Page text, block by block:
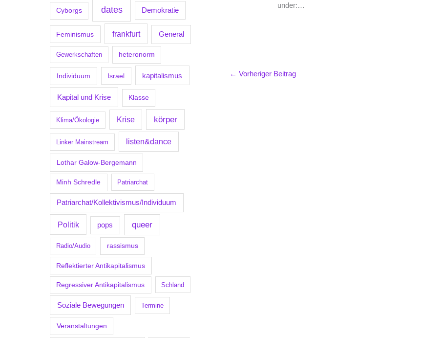
Cyborgs dates Demokratie
Feminismus frankfurt General
Gewerkschaften heteronorm
Individuum Israel kapitalismus
Kapital und Krise Klasse
Klima/Ökologie Krise körper
Linker Mainstream listen&dance
Lothar Galow-Bergemann
Minh Schredle Patriarchat
Patriarchat/Kollektivismus/Individuum
Politik pops queer
Radio/Audio rassismus
Reflektierter Antikapitalismus
Regressiver Antikapitalismus Schland
Soziale Bewegungen Termine
Veranstaltungen
under:…
← Vorheriger Beitrag